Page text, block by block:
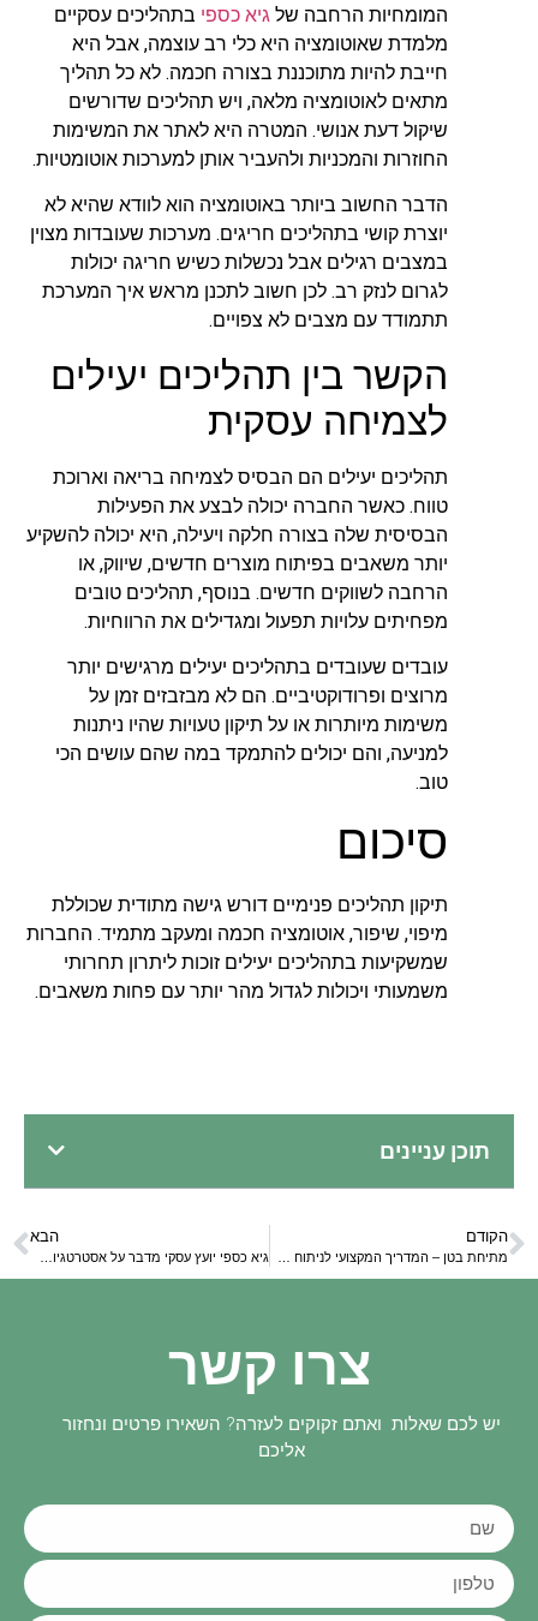
המומחיות הרחבה של גיא כספי בתהליכים עסקיים
מלמדת שאוטומציה היא כלי רב עוצמה, אבל היא
חייבת להיות מתוכננת בצורה חכמה. לא כל תהליך
מתאים לאוטומציה מלאה, ויש תהליכים שדורשים
שיקול דעת אנושי. המטרה היא לאתר את המשימות
החוזרות והמכניות ולהעביר אותן למערכות אוטומטיות.
הדבר החשוב ביותר באוטומציה הוא לוודא שהיא לא
יוצרת קושי בתהליכים חריגים. מערכות שעובדות מצוין
במצבים רגילים אבל נכשלות כשיש חריגה יכולות
לגרום לנזק רב. לכן חשוב לתכנן מראש איך המערכת
תתמודד עם מצבים לא צפויים.
הקשר בין תהליכים יעילים
לצמיחה עסקית
תהליכים יעילים הם הבסיס לצמיחה בריאה וארוכת
טווח. כאשר החברה יכולה לבצע את הפעילות
הבסיסית שלה בצורה חלקה ויעילה, היא יכולה להשקיע
יותר משאבים בפיתוח מוצרים חדשים, שיווק, או
הרחבה לשווקים חדשים. בנוסף, תהליכים טובים
מפחיתים עלויות תפעול ומגדילים את הרווחיות.
עובדים שעובדים בתהליכים יעילים מרגישים יותר
מרוצים ופרודוקטיביים. הם לא מבזבזים זמן על
משימות מיותרות או על תיקון טעויות שהיו ניתנות
למניעה, והם יכולים להתמקד במה שהם עושים הכי
טוב.
סיכום
תיקון תהליכים פנימיים דורש גישה מתודית שכוללת
מיפוי, שיפור, אוטומציה חכמה ומעקב מתמיד. החברות
שמשקיעות בתהליכים יעילים זוכות ליתרון תחרותי
משמעותי ויכולות לגדול מהר יותר עם פחות משאבים.
תוכן עניינים
הקודם הבא
צרו קשר
יש לכם שאלות ואתם זקוקים לעזרה? השאירו פרטים ונחזור
אליכם